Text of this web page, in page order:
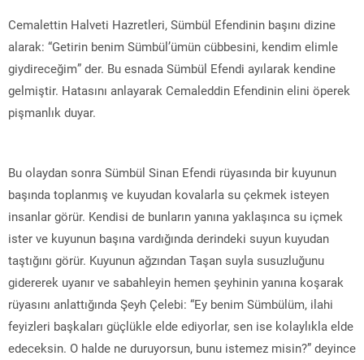
Cemalettin Halveti Hazretleri, Sümbül Efendinin başını dizine
alarak: “Getirin benim Sümbül’ümün cübbesini, kendim elimle
giydireceğim” der. Bu esnada Sümbül Efendi ayılarak kendine
gelmiştir. Hatasını anlayarak Cemaleddin Efendinin elini öperek
pişmanlık duyar.
Bu olaydan sonra Sümbül Sinan Efendi rüyasında bir kuyunun
başında toplanmış ve kuyudan kovalarla su çekmek isteyen
insanlar görür. Kendisi de bunların yanına yaklaşınca su içmek
ister ve kuyunun başına vardığında derindeki suyun kuyudan
taştığını görür. Kuyunun ağzından Taşan suyla susuzluğunu
gidererek uyanır ve sabahleyin hemen şeyhinin yanına koşarak
rüyasını anlattığında Şeyh Çelebi: “Ey benim Sümbülüm, ilahi
feyizleri başkaları güçlükle elde ediyorlar, sen ise kolaylıkla elde
edeceksin. O halde ne duruyorsun, bunu istemez misin?” deyince